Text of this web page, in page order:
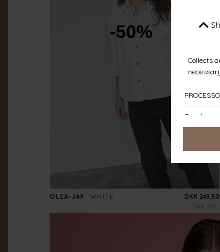
-50%
OLEA-JA9
WHITE
DKK 499.-
DKK 249.50